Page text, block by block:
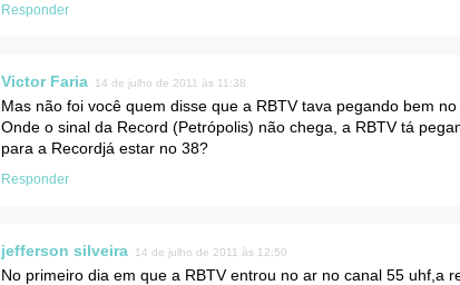
Responder
Victor Faria 14 de julho de 2011 às 11:38
Mas não foi você quem disse que a RBTV tava pegando bem
Onde o sinal da Record (Petrópolis) não chega, a RBTV tá
para a Recordjá estar no 38?
Responder
jefferson silveira 14 de julho de 2011 às 12:50
No primeiro dia em que a RBTV entrou no ar no canal 55 uhf,a